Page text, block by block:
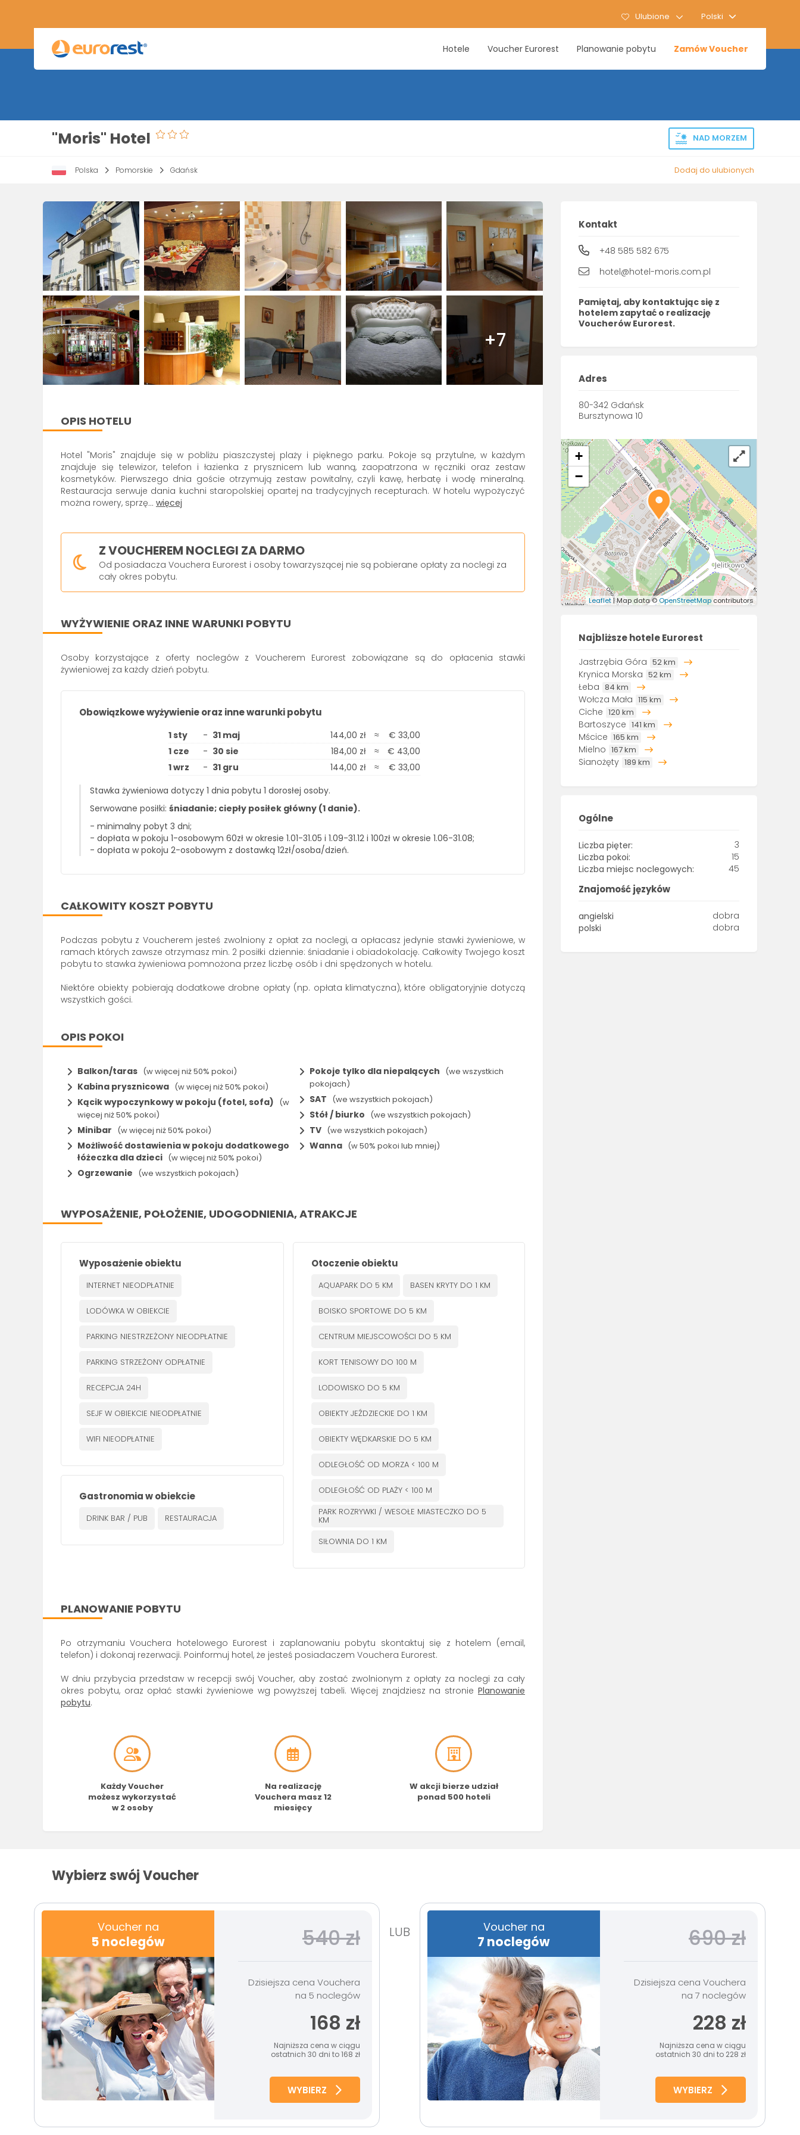
Ulubione Polski
Hotele Voucher Eurorest Planowanie pobytu Zamów Voucher
"Moris" Hotel NAD MORZEM
Polska Pomorskie Gdańsk Dodaj do ulubionych
+7
OPIS HOTELU
Hotel "Moris" znajduje się w pobliżu piaszczystej plaży i pięknego parku. Pokoje są przytulne, w każdym
znajduje się telewizor, telefon i łazienka z prysznicem lub wanną, zaopatrzona w ręczniki oraz zestaw
kosmetyków. Pierwszego dnia goście otrzymują zestaw powitalny, czyli kawę, herbatę i wodę mineralną.
Restauracja serwuje dania kuchni staropolskiej opartej na tradycyjnych recepturach. W hotelu wypożyczyć
można rowery, sprzę... więcej
Z VOUCHEREM NOCLEGI ZA DARMO
Od posiadacza Vouchera Eurorest i osoby towarzyszącej nie są pobierane opłaty za noclegi za
cały okres pobytu.
WYŻYWIENIE ORAZ INNE WARUNKI POBYTU
Osoby korzystające z oferty noclegów z Voucherem Eurorest zobowiązane są do opłacenia stawki
żywieniowej za każdy dzień pobytu.
Obowiązkowe wyżywienie oraz inne warunki pobytu
1 sty - 31 maj 144,00 zł ≈
€ 33,00
1 cze
- 30 sie 184,00 zł ≈
€ 43,00
1 wrz
- 31 gru 144,00 zł ≈
€ 33,00
Stawka żywieniowa dotyczy 1 dnia pobytu 1 dorosłej osoby.
Serwowane posiłki: śniadanie; ciepły posiłek główny (1 danie).
- minimalny pobyt 3 dni;
- dopłata w pokoju 1-osobowym 60zł w okresie 1.01-31.05 i 1.09-31.12 i 100zł w okresie 1.06-31.08;
- dopłata w pokoju 2-osobowym z dostawką 12zł/osoba/dzień.
CAŁKOWITY KOSZT POBYTU
Podczas pobytu z Voucherem jesteś zwolniony z opłat za noclegi, a opłacasz jedynie stawki żywieniowe, w
ramach których zawsze otrzymasz min. 2 posiłki dziennie: śniadanie i obiadokolację. Całkowity Twojego koszt
pobytu to stawka żywieniowa pomnożona przez liczbę osób i dni spędzonych w hotelu.
Niektóre obiekty pobierają dodatkowe drobne opłaty (np. opłata klimatyczna), które obligatoryjnie dotyczą
wszystkich gości.
OPIS POKOI
Balkon/taras (w więcej niż 50% pokoi)
Kabina prysznicowa (w więcej niż 50% pokoi)
Kącik wypoczynkowy w pokoju (fotel, sofa) (w
więcej niż 50% pokoi)
Minibar (w więcej niż 50% pokoi)
Możliwość dostawienia w pokoju dodatkowego
łóżeczka dla dzieci (w więcej niż 50% pokoi)
Ogrzewanie (we wszystkich pokojach)
Pokoje tylko dla niepalących (we wszystkich
pokojach)
SAT (we wszystkich pokojach)
Stół / biurko (we wszystkich pokojach)
TV (we wszystkich pokojach)
Wanna (w 50% pokoi lub mniej)
WYPOSAŻENIE, POŁOŻENIE, UDOGODNIENIA, ATRAKCJE
Wyposażenie obiektu
INTERNET NIEODPŁATNIE
LODÓWKA W OBIEKCIE
PARKING NIESTRZEŻONY NIEODPŁATNIE
PARKING STRZEŻONY ODPŁATNIE
RECEPCJA 24H
SEJF W OBIEKCIE NIEODPŁATNIE
WIFI NIEODPŁATNIE
Gastronomia w obiekcie
DRINK BAR / PUB RESTAURACJA
Otoczenie obiektu
AQUAPARK DO 5 KM BASEN KRYTY DO 1 KM
BOISKO SPORTOWE DO 5 KM
CENTRUM MIEJSCOWOŚCI DO 5 KM
KORT TENISOWY DO 100 M
LODOWISKO DO 5 KM
OBIEKTY JEŹDZIECKIE DO 1 KM
OBIEKTY WĘDKARSKIE DO 5 KM
ODLEGŁOŚĆ OD MORZA < 100 M
ODLEGŁOŚĆ OD PLAŻY < 100 M
PARK ROZRYWKI / WESOŁE MIASTECZKO DO 5
KM
SIŁOWNIA DO 1 KM
PLANOWANIE POBYTU
Po otrzymaniu Vouchera hotelowego Eurorest i zaplanowaniu pobytu skontaktuj się z hotelem (email,
telefon) i dokonaj rezerwacji. Poinformuj hotel, że jesteś posiadaczem Vouchera Eurorest.
W dniu przybycia przedstaw w recepcji swój Voucher, aby zostać zwolnionym z opłaty za noclegi za cały
okres pobytu, oraz opłać stawki żywieniowe wg powyższej tabeli. Więcej znajdziesz na stronie Planowanie
pobytu.
Każdy Voucher
możesz wykorzystać
w 2 osoby
Na realizację
Vouchera masz 12
miesięcy
W akcji bierze udział
ponad 500 hoteli
Kontakt
+48 585 582 675
hotel@hotel-moris.com.pl
Pamiętaj, aby kontaktując się z
hotelem zapytać o realizację
Voucherów Eurorest.
Adres
80-342 Gdańsk
Bursztynowa 10
+
−
Leaflet| Map data ©OpenStreetMap contributors
Najbliższe hotele Eurorest
Jastrzębia Góra 52 km
Krynica Morska 52 km
Łeba 84 km
Wołcza Mała 115 km
Ciche 120 km
Bartoszyce 141 km
Mścice 165 km
Mielno 167 km
Sianożęty 189 km
Ogólne
Liczba pięter:
3
Liczba pokoi:
15
Liczba miejsc noclegowych:
45
Znajomość języków
angielski
dobra
polski
dobra
Wybierz swój Voucher
Voucher na
5 noclegów 540 zł
Dzisiejsza cena Vouchera
na 5 noclegów
168 zł
Najniższa cena w ciągu
ostatnich 30 dni to 168 zł
WYBIERZ
LUB Voucher na
7 noclegów 690 zł
Dzisiejsza cena Vouchera
na 7 noclegów
228 zł
Najniższa cena w ciągu
ostatnich 30 dni to 228 zł
WYBIERZ